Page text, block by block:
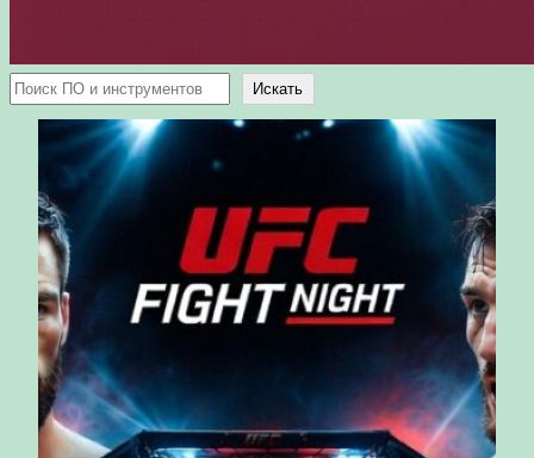
Поиск Искать